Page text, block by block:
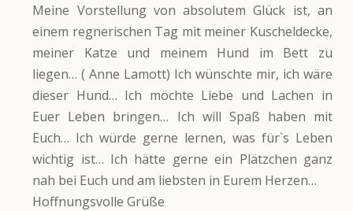
Meine Vorstellung von absolutem Glück ist, an
einem regnerischen Tag mit meiner Kuscheldecke,
meiner Katze und meinem Hund im Bett zu
liegen… ( Anne Lamott) Ich wünschte mir, ich wäre
dieser Hund… Ich möchte Liebe und Lachen in
Euer Leben bringen… Ich will Spaß haben mit
Euch… Ich würde gerne lernen, was für`s Leben
wichtig ist… Ich hätte gerne ein Plätzchen ganz
nah bei Euch und am liebsten in Eurem Herzen…
Hoffnungsvolle Grüße